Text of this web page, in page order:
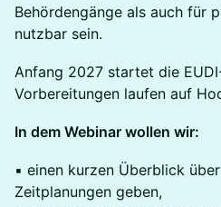
Behördengänge als auch für
nutzbar sein.
Anfang 2027 startet die
Vorbereitungen laufen auf
In dem Webinar wollen wir:
▪ einen kurzen Überblick
Zeitplanungen geben,